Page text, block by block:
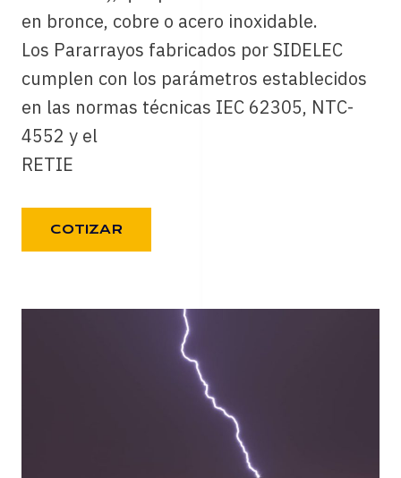
en bronce, cobre o acero inoxidable.
Los Pararrayos fabricados por SIDELEC
cumplen con los parámetros establecidos
en las normas técnicas IEC 62305, NTC-
4552 y el
RETIE
COTIZAR